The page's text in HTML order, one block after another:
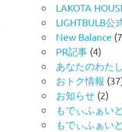
LAKOTA
LIGHTBULB公
New Balance
PR記事 (4)
あなたのわた
おトク情報
お知らせ (2)
もでぃふぁい
もでぃふぁい